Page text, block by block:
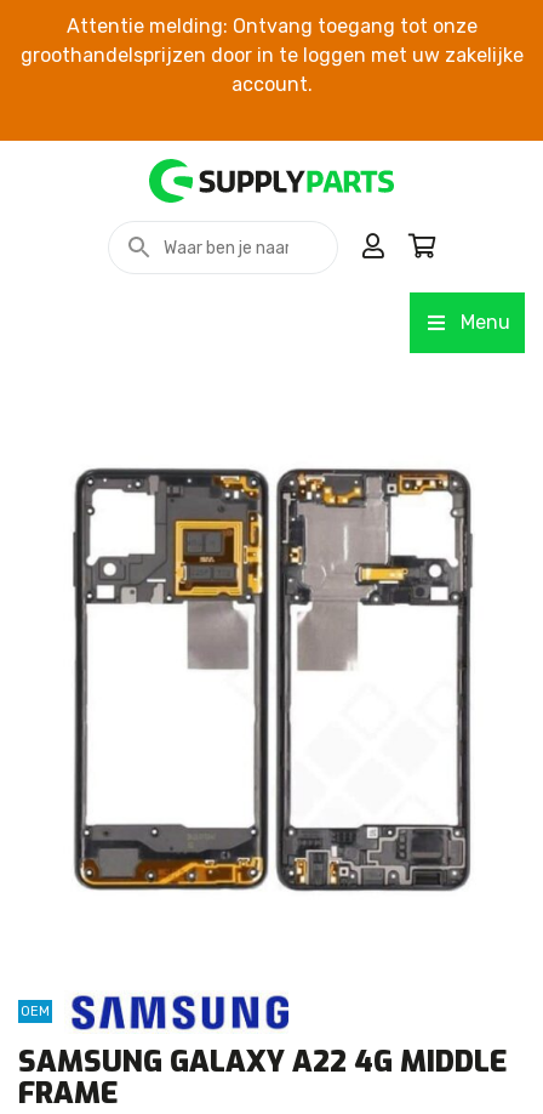
Attentie melding: Ontvang toegang tot onze
groothandelsprijzen door in te loggen met uw zakelijke
account.
Menu
OEM
SAMSUNG GALAXY A22 4G MIDDLE
FRAME